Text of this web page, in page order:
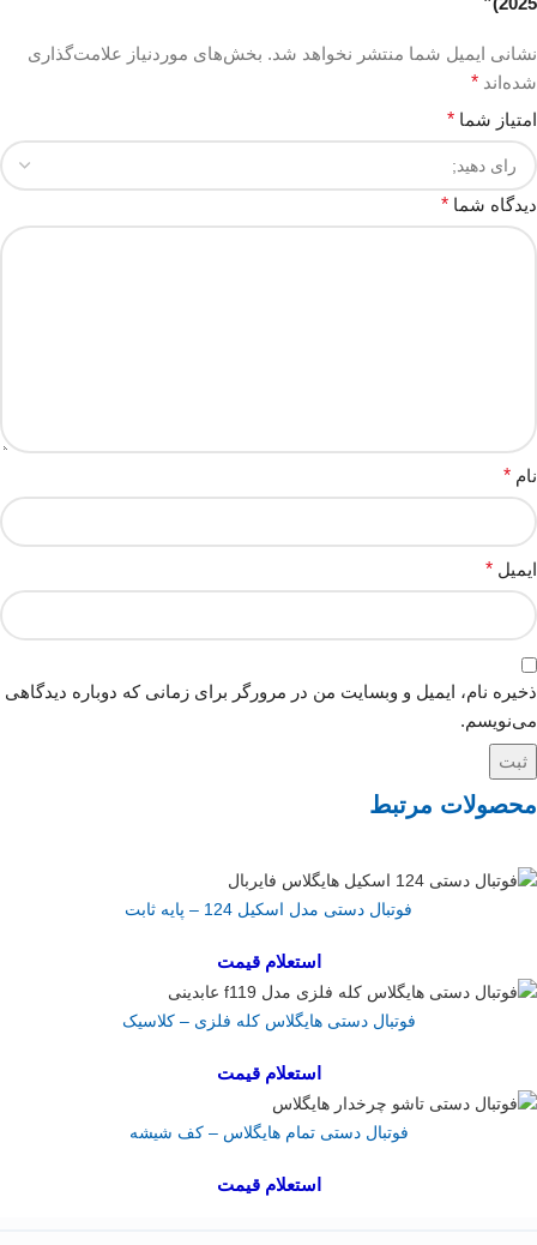
نشانی ایمیل شما منتشر نخواهد شد. بخش‌های موردنیاز علامت‌گذاری
شده‌اند *
امتیاز شما *
دیدگاه شما *
نام *
ایمیل *
ذخیره نام، ایمیل و وبسایت من در مرورگر برای زمانی که دوباره دیدگاهی
می‌نویسم.
محصولات مرتبط
فوتبال دستی مدل اسکیل 124 – پایه ثابت
استعلام قیمت
فوتبال دستی هایگلاس کله فلزی – کلاسیک
استعلام قیمت
فوتبال دستی تمام هایگلاس – کف شیشه
استعلام قیمت